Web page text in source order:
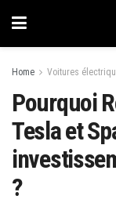
Home Voitures
Pourquoi
Tesla et
?